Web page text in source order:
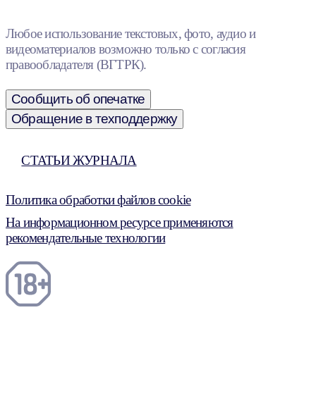
Любое использование текстовых, фото, аудио и
видеоматериалов возможно только с согласия
правообладателя (ВГТРК).
Сообщить об опечатке
Обращение в техподдержку
СТАТЬИ ЖУРНАЛА
Политика обработки файлов cookie
На информационном ресурсе применяются
рекомендательные технологии